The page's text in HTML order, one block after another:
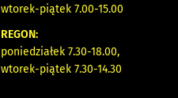
wtorek-piątek 7.00-15.00
REGON:
poniedziałek 7.30-18.00,
wtorek-piątek 7.30-14.30